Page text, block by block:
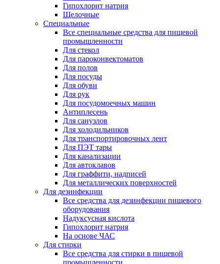
Гипохлорит натрия
Щелочные
Специальные
Все специальные средства для пищевой
промышленности
Для стекол
Для пароконвектоматов
Для полов
Для посуды
Для обуви
Для рук
Для посудомоечных машин
Антиплесень
Для санузлов
Для холодильников
Для транспортировочных лент
Для ПЭТ тары
Для канализации
Для автоклавов
Для граффити, надписей
Для металлических поверхностей
Для дезинфекции
Все средства для дезинфекции пищевого
оборудования
Надуксусная кислота
Гипохлорит натрия
На основе ЧАС
Для стирки
Все средства для стирки в пищевой
промышленности